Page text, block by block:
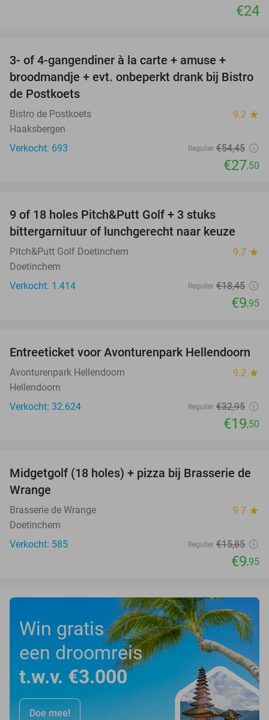
€24
3- of 4-gangendiner à la carte + amuse +
broodmandje + evt. onbeperkt drank bij Bistro
de Postkoets
Bistro de Postkoets 9.2 star
Haaksbergen
Verkocht: 693
Regulier €54,45
€27,50
9 of 18 holes Pitch&Putt Golf + 3 stuks
bittergarnituur of lunchgerecht naar keuze
Pitch&Putt Golf Doetinchem 9.7 star
Doetinchem
Verkocht: 1.414
Regulier €18,45
€9,95
41%
Entreeticket voor Avonturenpark Hellendoorn
Avonturenpark Hellendoorn 9.2 star
Hellendoorn
Verkocht: 32.624
Regulier €32,95
€19,50
37%
Midgetgolf (18 holes) + pizza bij Brasserie de
Wrange
Brasserie de Wrange 9.7 star
Doetinchem
Verkocht: 585
Regulier €15,85
€9,95
Win gratis
een droomreis
t.w.v. €3.000
Doe mee!